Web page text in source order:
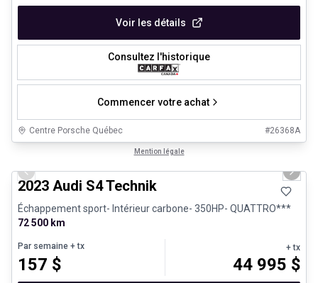
Voir les détails
Consultez l'historique
Commencer votre achat
Centre Porsche Québec #26368A
Mention légale
Véhicules d'occasion certifiés
Previous slide Next
2023 Audi S4 Technik
Échappement sport- Intérieur carbone- 350HP- QUATTRO***
72 500 km
Par semaine + tx
157 $
+ tx
44 995 $